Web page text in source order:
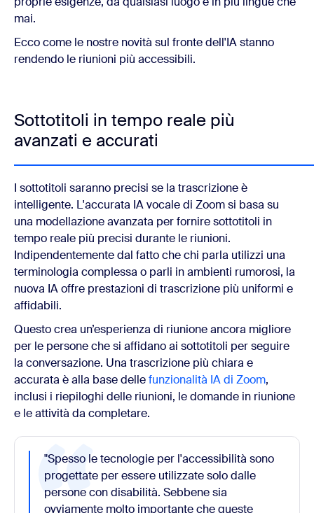
mai.
Ecco come le nostre novità sul fronte dell'IA stanno
rendendo le riunioni più accessibili.
Sottotitoli in tempo reale più
avanzati e accurati
I sottotitoli saranno precisi se la trascrizione è
intelligente. L'accurata IA vocale di Zoom si basa su
una modellazione avanzata per fornire sottotitoli in
tempo reale più precisi durante le riunioni.
Indipendentemente dal fatto che chi parla utilizzi una
terminologia complessa o parli in ambienti rumorosi, la
nuova IA offre prestazioni di trascrizione più uniformi e
affidabili.
Questo crea un’esperienza di riunione ancora migliore
per le persone che si affidano ai sottotitoli per seguire
la conversazione. Una trascrizione più chiara e
accurata è alla base dellefunzionalità IA di Zoom,
inclusi i riepiloghi delle riunioni, le domande in riunione
e le attività da completare.
"Spesso le tecnologie per l'accessibilità sono
progettate per essere utilizzate solo dalle
persone con disabilità. Sebbene sia
ovviamente molto importante che queste